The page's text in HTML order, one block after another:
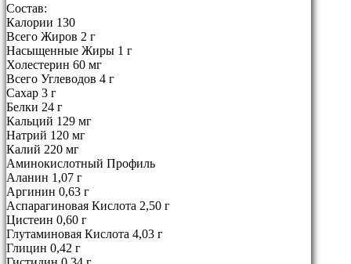
Состав:
Калории 130
Всего Жиров 2 г
Насыщенные Жиры 1 г
Холестерин 60 мг
Всего Углеводов 4 г
Сахар 3 г
Белки 24 г
Кальций 129 мг
Натрий 120 мг
Калий 220 мг
Аминокислотный Профиль
Аланин 1,07 г
Аргинин 0,63 г
Аспарагиновая Кислота 2,50 г
Цистеин 0,60 г
Глутаминовая Кислота 4,03 г
Глицин 0,42 г